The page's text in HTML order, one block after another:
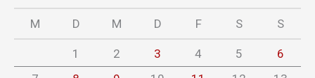
M D M D F S S
1 2 3 4 5
6